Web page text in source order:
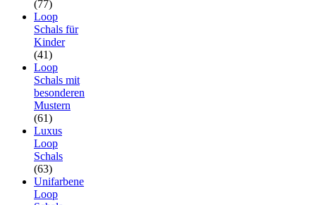
(77)
Loop
Schals für
Kinder
(41)
Loop
Schals mit
besonderen
Mustern
(61)
Luxus
Loop
Schals
(63)
Unifarbene
Loop